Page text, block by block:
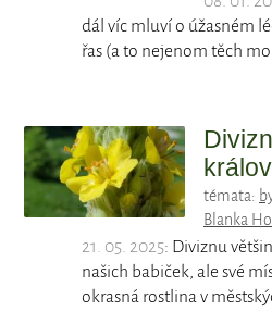
dál víc mluví o úžasném
řas (a to nejenom těch
témata:
Blanka
21. 05. 2025: Diviznu
našich babiček, ale své
okrasná rostlina v